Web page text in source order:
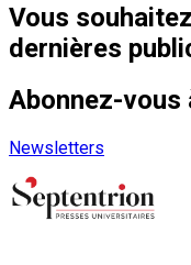
Vous
dernières
Abonnez-vous
Newsletters